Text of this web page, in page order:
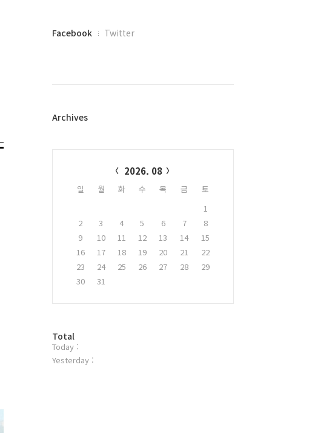
페
플
Facebook Twitter
Archives
2026. 08
일 월 화 수 목 금
토
1
2
3 4 5 6 7
8
9
10 11 12 13 14
15
16
17 18 19 20 21
22
23
24 25 26 27 28
29
30
31
방
문
자
Total
Today :
Yesterday :